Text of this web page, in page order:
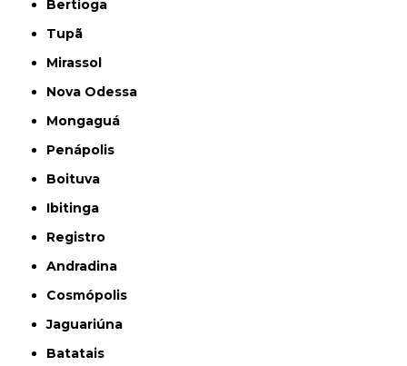
Bertioga
Tupã
Mirassol
Nova Odessa
Mongaguá
Penápolis
Boituva
Ibitinga
Registro
Andradina
Cosmópolis
Jaguariúna
Batatais